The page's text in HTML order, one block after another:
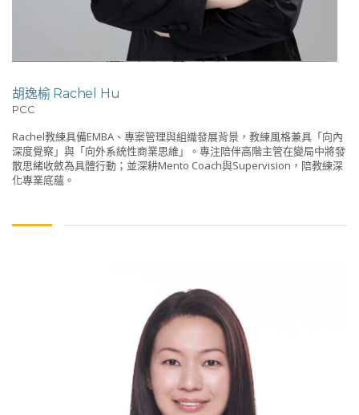
胡逸榆 Rachel Hu
PCC
Rachel教練具備EMBA、專案管理與組織發展背景，教練風格兼具「向內
深度覺察」與「向外系統性商業思維」。專注陪伴高階主管在變局中將發
散思緒收斂為具體行動；並深耕Mento Coach與Supervision，陪教練深
化專業底蘊。